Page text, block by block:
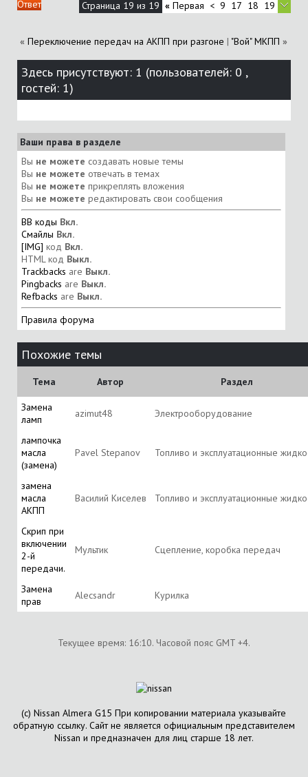
Ответ Страница 19 из 19 « Первая < 9 17 18 19
« Переключение передач на АКПП при разгоне | "Вой" МКПП »
Здесь присутствуют: 1 (пользователей: 0 ,
гостей: 1)
Ваши права в разделе
Вы не можете создавать новые темы
Вы не можете отвечать в темах
Вы не можете прикреплять вложения
Вы не можете редактировать свои сообщения
BB коды Вкл.
Смайлы Вкл.
[IMG] код Вкл.
HTML код Выкл.
Trackbacks are Выкл.
Pingbacks are Выкл.
Refbacks are Выкл.
Правила форума
Похожие темы
Тема Автор Раздел
Замена
ламп
azimut48 Электрооборудование
лампочка
масла
(замена)
Pavel Stepanov Топливо и эксплуатационные
замена
масла
АКПП
Василий Киселев Топливо и эксплуатационные
Скрип при
включении
2-й
передачи.
Мультик Сцепление, коробка передач
Замена
прав
Alecsandr Курилка
Текущее время: 16:10. Часовой пояс GMT +4.
(с) Nissan Almera G15 При копировании материала указывайте
обратную ссылку. Сайт не является официальным представителем
Nissan и предназначен для лиц старше 18 лет.